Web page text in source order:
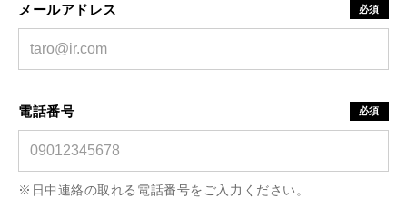
メールアドレス 必須
電話番号 必須
※日中連絡の取れる電話番号をご入力ください。